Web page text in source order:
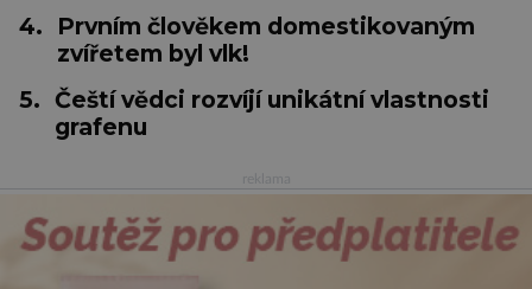
4.
Prvním člověkem domestikovaným
zvířetem byl vlk!
5. Čeští vědci rozvíjí unikátní vlastnosti
grafenu